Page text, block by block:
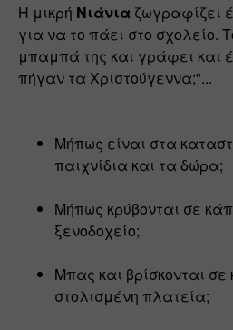
Η μικρή Νιάνια ζωγραφίζει
για να το πάει στο σχολείο.
μπαμπά της και γράφει και
πήγαν τα Χριστούγεννα;"...
Μήπως είναι στα
παιχνίδια και τα δώρα;
Μήπως κρύβονται σε
ξενοδοχείο;
Μπας και βρίσκονται
στολισμένη πλατεία;